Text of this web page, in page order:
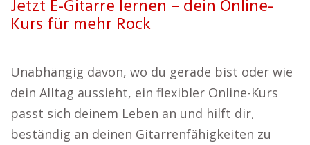
Jetzt E-Gitarre lernen – dein Online-
Kurs für mehr Rock
Unabhängig davon, wo du gerade bist oder wie
dein Alltag aussieht, ein flexibler Online-Kurs
passt sich deinem Leben an und hilft dir,
beständig an deinen Gitarrenfähigkeiten zu